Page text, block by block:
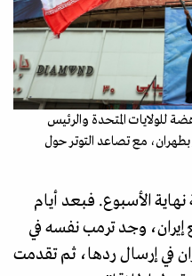
للولايات المتحدة والرئيس
مع تصاعد التوتر حول
الأسبوع. فبعد أيام
إيران، وجد ترمب نفسه في
في إرسال ردها، ثم تقدمت